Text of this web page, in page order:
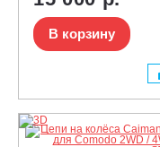
В корзину